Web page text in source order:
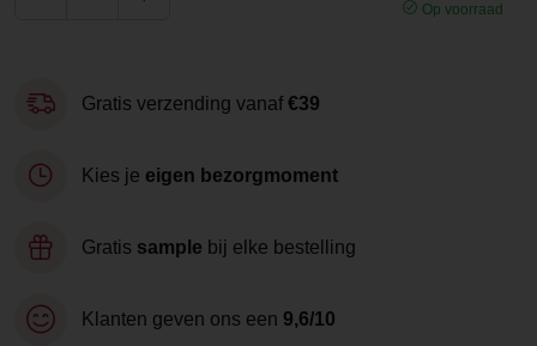
Op voorraad
Gratis verzending vanaf €39
Kies je eigen bezorgmoment
Gratis sample bij elke bestelling
Klanten geven ons een 9,6/10